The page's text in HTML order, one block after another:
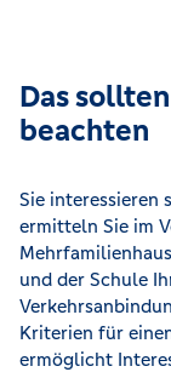
Das
beachten
Sie interessieren
ermitteln Sie im
und der Schule
Kriterien für
ermöglicht